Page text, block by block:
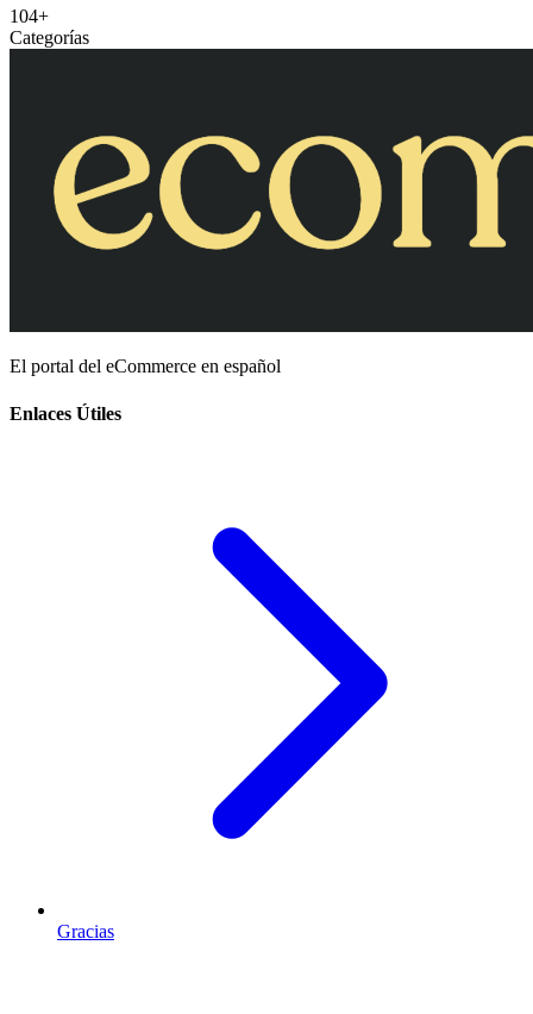
104+
Categorías
El portal del eCommerce en español
Enlaces Útiles
Gracias